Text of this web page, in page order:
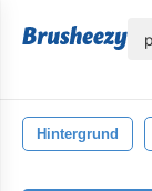
Hintergrund